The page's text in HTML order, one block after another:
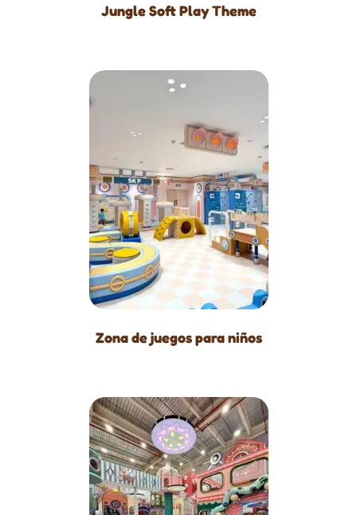
Jungle Soft Play Theme
Zona de juegos para niños